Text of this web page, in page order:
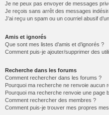
Je ne peux pas envoyer de messages
Je reçois sans arrêt des messages
J’ai reçu un spam ou un courriel abusif
Amis et ignorés
Que sont mes listes d’amis et d’ignorés ?
Comment puis-je ajouter/supprimer des
Recherche dans les forums
Comment rechercher dans les forums ?
Pourquoi ma recherche ne renvoie aucun
Pourquoi ma recherche renvoie une page
Comment rechercher des membres ?
Comment puis-je trouver mes propres